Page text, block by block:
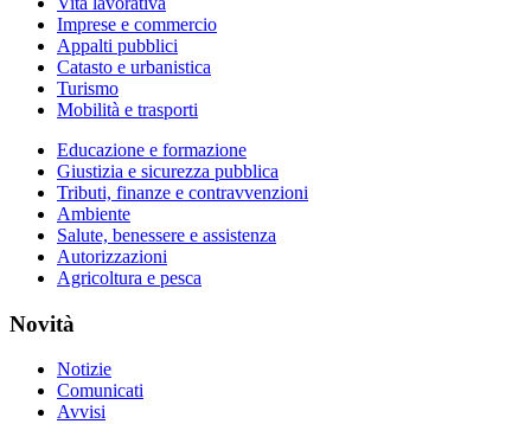
Imprese e commercio
Appalti pubblici
Catasto e urbanistica
Turismo
Mobilità e trasporti
Educazione e formazione
Giustizia e sicurezza pubblica
Tributi, finanze e contravvenzioni
Ambiente
Salute, benessere e assistenza
Autorizzazioni
Agricoltura e pesca
Novità
Notizie
Comunicati
Avvisi